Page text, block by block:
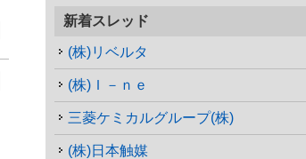
新着スレッド
(株)リベルタ
(株)Ｉ－ｎｅ
三菱ケミカルグループ(株)
(株)日本触媒